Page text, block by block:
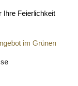
Ihre Feierlichkeit